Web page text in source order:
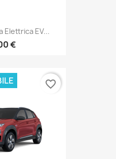
Elettrica EV...
€
favorite_border